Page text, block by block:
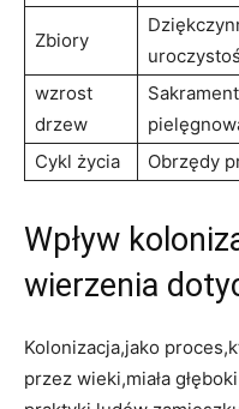
Zbiory
wzrost
drzew
Cykl życia Obrzędy
Wpływ
wierzenia
Kolonizacja,jako
przez wieki,miała